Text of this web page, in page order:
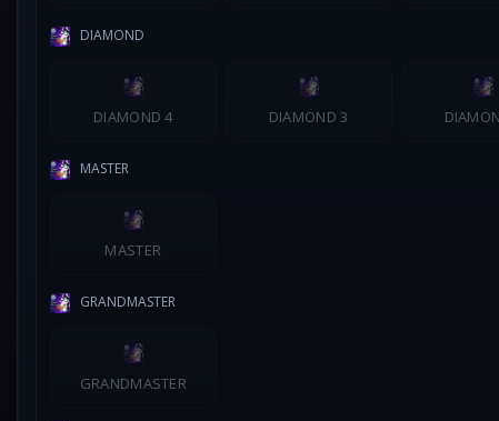
DIAMOND
DIAMOND 4 DIAMOND 3
MASTER
MASTER
GRANDMASTER
GRANDMASTER